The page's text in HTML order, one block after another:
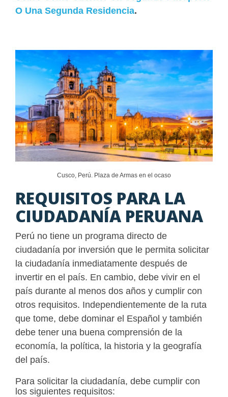
O Una Segunda Residencia.
Cusco, Perú. Plaza de Armas en el ocaso
REQUISITOS PARA LA
CIUDADANÍA PERUANA
Perú no tiene un programa directo de
ciudadanía por inversión que le permita solicitar
la ciudadanía inmediatamente después de
invertir en el país. En cambio, debe vivir en el
país durante al menos dos años y cumplir con
otros requisitos. Independientemente de la ruta
que tome, debe dominar el Español y también
debe tener una buena comprensión de la
economía, la política, la historia y la geografía
del país.
Para solicitar la ciudadanía, debe cumplir con
los siguientes requisitos: